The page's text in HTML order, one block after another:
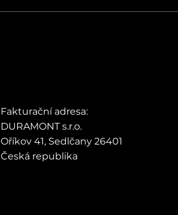
Fakturační adresa:
DURAMONT s.r.o.
Oříkov 41, Sedlčany 26401
Česká republika